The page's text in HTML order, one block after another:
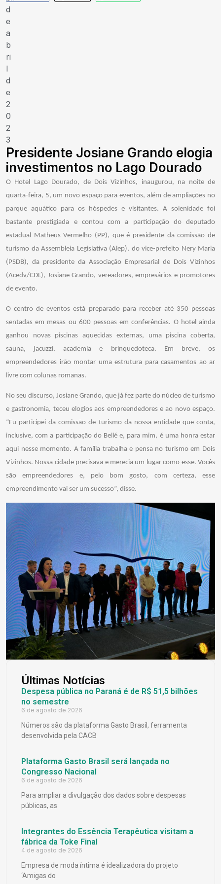
d
e
a
b
ri
l
d
e
2
0
2
3
Presidente Josiane Grando elogia
investimentos no Lago Dourado
O Hotel Lago Dourado, de Dois Vizinhos, inaugurou, na noite de
quarta-feira, 5, um novo espaço para eventos, além de ampliações no
parque aquático para os hóspedes e visitantes. A solenidade foi
bastante prestigiada e contou com a participação do deputado
estadual Matheus Vermelho (PP), que é presidente da comissão de
turismo da Assembleia Legislativa (Alep), do vice-prefeito Nery Maria
(PSDB), da presidente da Associação Empresarial de Dois Vizinhos
(Acedv/CDL), Josiane Grando, vereadores, empresários e promotores
de evento.
O centro de eventos está preparado para receber até 350 pessoas
sentadas em mesas ou 600 pessoas em conferências. O hotel ainda
ganhou novas piscinas aquecidas externas, uma piscina coberta,
sauna, jacuzzi, academia e brinquedoteca. Em breve, os
empreendedores irão montar uma estrutura para casamentos ao ar
livre com colunas romanas.
No seu discurso, Josiane Grando, que já fez parte do núcleo de turismo
e gastronomia, teceu elogios aos empreendedores e ao novo espaço.
“Eu participei da comissão de turismo da nossa entidade que conta,
inclusive, com a participação do Bellé e, para mim, é uma honra estar
aqui nesse momento. A família trabalha e pensa no turismo em Dois
Vizinhos. Nossa cidade precisava e merecia um lugar como esse. Vocês
são empreendedores e, pelo bom gosto, com certeza, esse
empreendimento vai ser um sucesso”, disse.
Últimas Notícias
Despesa pública no Paraná é de R$ 51,5 bilhões
no semestre
6 de agosto de 2026
Números são da plataforma Gasto Brasil, ferramenta
desenvolvida pela CACB
Plataforma Gasto Brasil será lançada no
Congresso Nacional
6 de agosto de 2026
Para ampliar a divulgação dos dados sobre despesas
públicas, as
Integrantes do Essência Terapêutica visitam a
fábrica da Toke Final
4 de agosto de 2026
Empresa de moda íntima é idealizadora do projeto
‘Amigas do